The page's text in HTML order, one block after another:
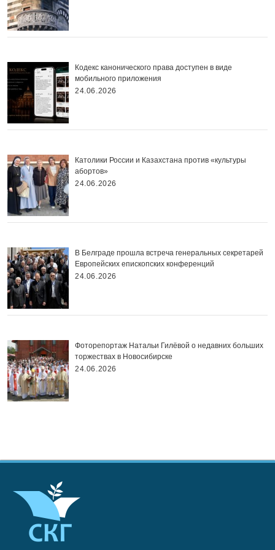
Кодекс канонического права доступен в виде
мобильного приложения
24.06.2026
Католики России и Казахстана против «культуры
абортов»
24.06.2026
В Белграде прошла встреча генеральных секретарей
Европейских епископских конференций
24.06.2026
Фоторепортаж Натальи Гилёвой о недавних больших
торжествах в Новосибирске
24.06.2026